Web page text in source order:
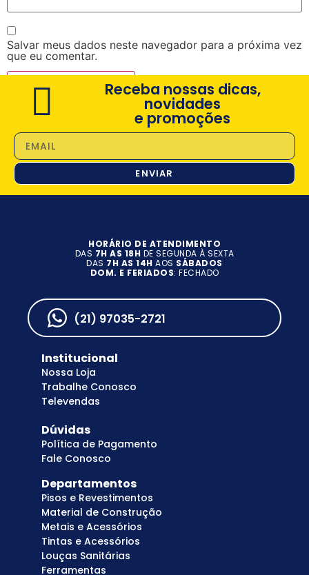
Salvar meus dados neste navegador para a próxima vez
que eu comentar.
Receba nossas dicas,
novidades
e promoções
ENVIAR
HORÁRIO DE ATENDIMENTO
DAS 7H AS 18H DE SEGUNDA À SEXTA
DAS 7H AS 14H AOS SÁBADOS
DOM. E FERIADOS: FECHADO
(21) 97035-2721
Institucional
Nossa Loja
Trabalhe Conosco
Televendas
Dúvidas
Política de Pagamento
Fale Conosco
Departamentos
Pisos e Revestimentos
Material de Construção
Metais e Acessórios
Tintas e Acessórios
Louças Sanitárias
Ferramentas